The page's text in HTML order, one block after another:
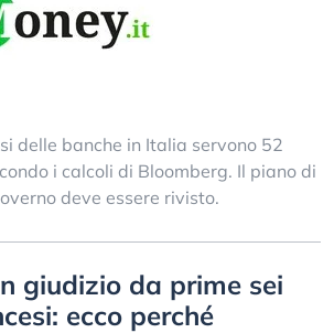
delle banche in Italia servono 52
i calcoli di Bloomberg. Il piano di
deve essere rivisto.
giudizio da prime sei
ecco perché